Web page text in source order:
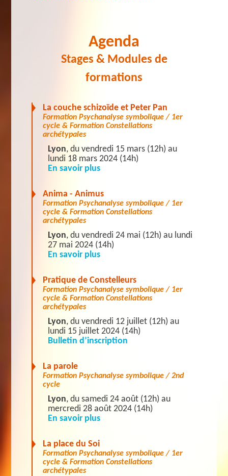
Agenda
Stages & Modules de
formations
La couche schizoïde et Peter Pan
Formation Psychanalyse symbolique / 1er
cycle & Formation Constellations
archétypales
Lyon, du vendredi 15 mars (12h) au
lundi 18 mars 2024 (14h)
En savoir plus
Anima - Animus
Formation Psychanalyse symbolique / 1er
cycle & Formation Constellations
archétypales
Lyon, du vendredi 24 mai (12h) au lundi
27 mai 2024 (14h)
En savoir plus
Pratique de Constelleurs
Formation Psychanalyse symbolique / 1er
cycle & Formation Constellations
archétypales
Lyon, du vendredi 12 juillet (12h) au
lundi 15 juillet 2024 (14h)
Bulletin d’inscription
La parole
Formation Psychanalyse symbolique / 2nd
cycle
Lyon, du samedi 24 août (12h) au
mercredi 28 août 2024 (14h)
En savoir plus
La place du Soi
Formation Psychanalyse symbolique / 1er
cycle & Formation Constellations
archétypales